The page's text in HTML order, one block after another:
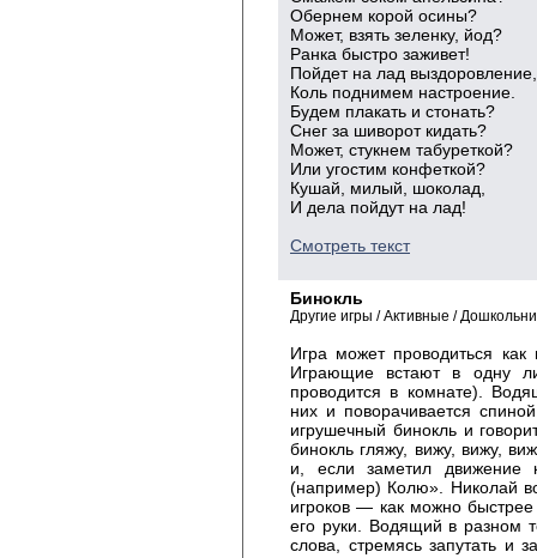
Обернем корой осины?
Может, взять зеленку, йод?
Ранка быстро заживет!
Пойдет на лад выздоровление,
Коль поднимем настроение.
Будем плакать и стонать?
Снег за шиворот кидать?
Может, стукнем табуреткой?
Или угостим конфеткой?
Кушай, милый, шоколад,
И дела пойдут на лад!
Смотреть текст
Бинокль
Другие игры / Активные /
Игра может проводиться
Играющие встают в одну
проводится в комнате).
них и поворачивается
игрушечный бинокль и
бинокль гляжу, вижу, вижу,
и, если заметил движение
(например) Колю». Николай
игроков — как можно
его руки. Водящий в разном
слова, стремясь запутать и